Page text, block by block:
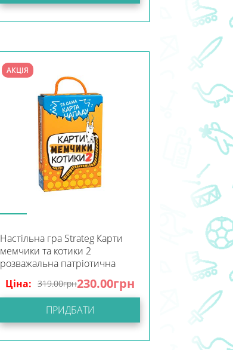
АКЦІЯ
Настільна гра Strateg Карти
мемчики та котики 2
розважальна патріотична
Ціна: 319.00грн230.00грн
ПРИДБАТИ